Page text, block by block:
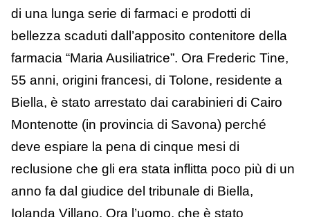
di una lunga serie di farmaci e prodotti di
bellezza scaduti dall’apposito contenitore della
farmacia “Maria Ausiliatrice”. Ora Frederic Tine,
55 anni, origini francesi, di Tolone, residente a
Biella, è stato arrestato dai carabinieri di Cairo
Montenotte (in provincia di Savona) perché
deve espiare la pena di cinque mesi di
reclusione che gli era stata inflitta poco più di un
anno fa dal giudice del tribunale di Biella,
Iolanda Villano. Ora l’uomo, che è stato